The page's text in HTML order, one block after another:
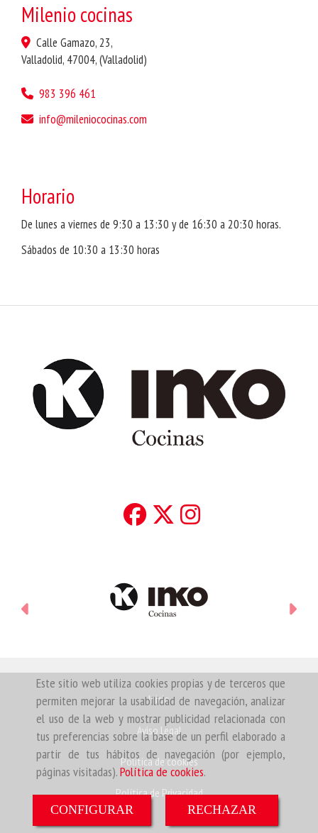
Este sitio web utiliza cookies propias y de terceros que
permiten mejorar la usabilidad de navegación, analizar
el uso de la web y mostrar publicidad relacionada con
tus preferencias sobre la base de un perfil elaborado a
partir de tus hábitos de navegación (por ejemplo,
páginas visitadas).Política de cookies.
CONFIGURAR RECHAZAR
Milenio cocinas
Calle Gamazo, 23,
Valladolid, 47004,(Valladolid)
983 396 461
info
mileniococinas.com
Horario
De lunes a viernes de 9:30 a 13:30 y de 16:30 a 20:30 horas.
Sábados de 10:30 a 13:30 horas
Inicio
Aviso Legal
Política de cookies
Política de Privacidad